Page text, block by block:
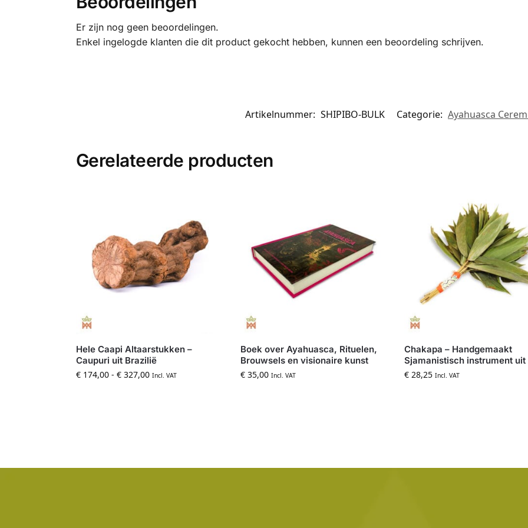
Er zijn nog geen beoordelingen.
Enkel ingelogde klanten die dit product gekocht hebben, kunnen een beoordeling schrijven.
Artikelnummer: SHIPIBO-BULK Categorie: Ayahuasca
Gerelateerde producten
Hele Caapi Altaarstukken –
Caupuri uit Brazilië
€174,00 - €327,00 Incl. VAT
Boek over Ayahuasca, Rituelen,
Brouwsels en visionaire kunst
€35,00 Incl. VAT
Chakapa – Handgemaakt
Sjamanistisch instrument uit
€ 28,25 Incl. VAT